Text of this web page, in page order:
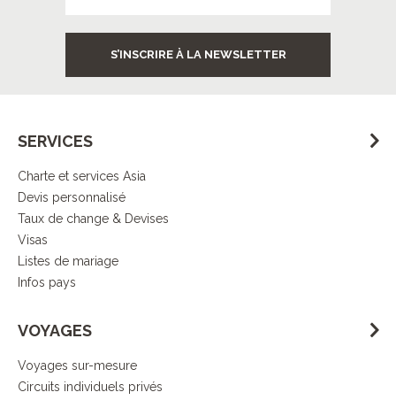
S’INSCRIRE À LA NEWSLETTER
SERVICES
Charte et services Asia
Devis personnalisé
Taux de change & Devises
Visas
Listes de mariage
Infos pays
VOYAGES
Voyages sur-mesure
Circuits individuels privés